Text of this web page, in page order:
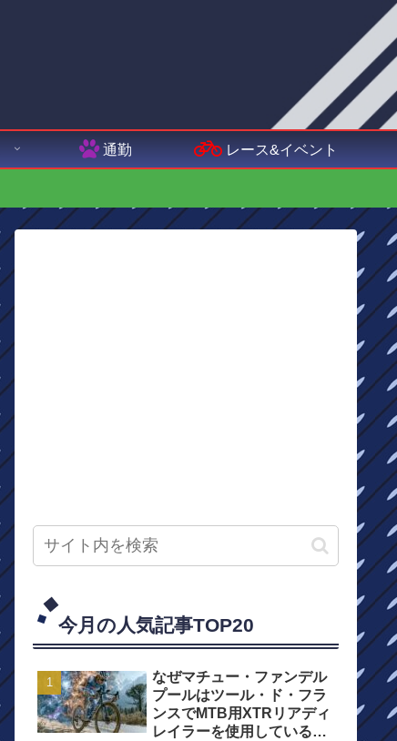
通勤 レース&イベント
今月の人気記事TOP20
なぜマチュー・ファンデル
プールはツール・ド・フラ
ンスでMTB用XTRリアディ
レイラーを使用しているの